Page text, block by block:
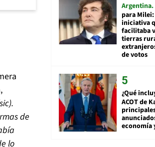
de
lo
Argentina
para
iniciativa
facilitaba
tierras
de votos
¿Qué
ACOT de
economía